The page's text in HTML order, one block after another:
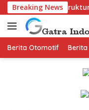
Langsung
ke
konten
Breaking News
GPU
Berita Otomotif